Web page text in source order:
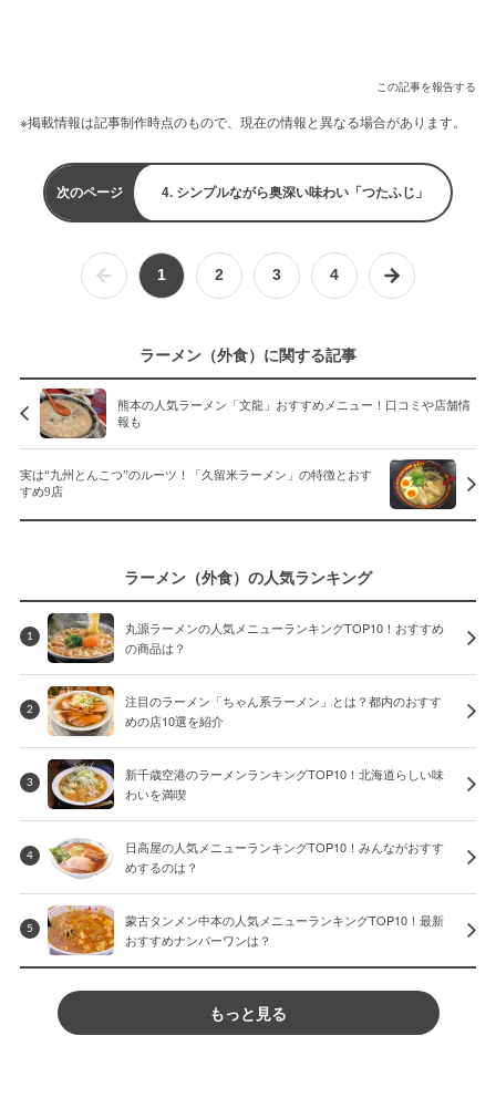
この記事を報告する
※掲載情報は記事制作時点のもので、現在の情報と異なる場合があります。
次のページ 4. シンプルながら奥深い味わい「つたふじ」
1 2 3 4
ラーメン（外食）に関する記事
熊本の人気ラーメン「文龍」おすすめメニュー！口コミや店舗情
報も
実は“九州とんこつ”のルーツ！「久留米ラーメン」の特徴とおす
すめ9店
ラーメン（外食）の人気ランキング
1
丸源ラーメンの人気メニューランキングTOP10！おすすめ
の商品は？
2
注目のラーメン「ちゃん系ラーメン」とは？都内のおすす
めの店10選を紹介
3
新千歳空港のラーメンランキングTOP10！北海道らしい味
わいを満喫
4
日高屋の人気メニューランキングTOP10！みんながおすす
めするのは？
5
蒙古タンメン中本の人気メニューランキングTOP10！最新
おすすめナンバーワンは？
もっと見る